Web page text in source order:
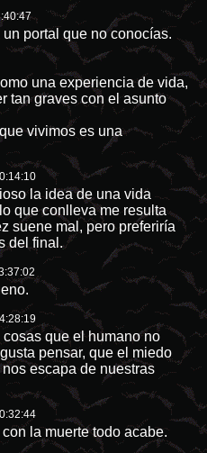
portal que no conocías.
una experiencia de vida,
tan graves con el asunto
vivimos es una
la idea de una vida
que conlleva me resulta
suene mal, pero preferiría
del final.
que el humano no
pensar, que el miedo
escapa de nuestras
la muerte todo acabe.